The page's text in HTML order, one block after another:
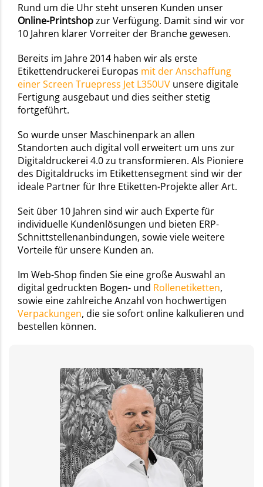
Rund um die Uhr steht unseren Kunden unser
Online-Printshopzur Verfügung. Damit sind wir vor
10 Jahren klarer Vorreiter der Branche gewesen.
Bereits im Jahre 2014 haben wir als erste
Etikettendruckerei Europas mit der Anschaffung
einer Screen Truepress Jet L350UV unsere digitale
Fertigung ausgebaut und dies seither stetig
fortgeführt.
So wurde unser Maschinenpark an allen
Standorten auch digital voll erweitert um uns zur
Digitaldruckerei 4.0zu transformieren. Als Pioniere
des Digitaldrucks im Etikettensegment sind wir der
ideale Partner für Ihre Etiketten-Projekte aller Art.
Seit über 10 Jahren sind wir auch Experte für
individuelle Kundenlösungen und bieten ERP-
Schnittstellenanbindungen, sowie viele weitere
Vorteile für unsere Kunden an.
Im Web-Shop finden Sie eine große Auswahl an
digital gedruckten Bogen- und Rollenetiketten,
sowie eine zahlreiche Anzahl von hochwertigen
Verpackungen, die sie sofort online kalkulieren und
bestellen können.